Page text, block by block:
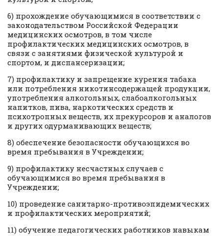
6) прохождение обучающимися в соответствии с
законодательством Российской Федерации
медицинских осмотров, в том числе
профилактических медицинских осмотров, в
связи с занятиями физической культурой и
спортом, и диспансеризации;
7) профилактику и запрещение курения табака
или потребления никотинсодержащей продукции,
употребления алкогольных, слабоалкогольных
напитков, пива, наркотических средств и
психотропных веществ, их прекурсоров и аналогов
и других одурманивающих веществ;
8) обеспечение безопасности обучающихся во
время пребывания в Учреждении;
9) профилактику несчастных случаев с
обучающимися во время пребывания в
Учреждении;
10) проведение санитарно-противоэпидемических
и профилактических мероприятий;
11) обучение педагогических работников навыкам